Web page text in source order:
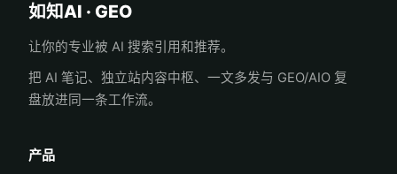
如知AI · GEO
让你的专业被 AI 搜索引用和推荐。
把 AI 笔记、独立站内容中枢、一文多发与 GEO/AIO 复
盘放进同一条工作流。
产品